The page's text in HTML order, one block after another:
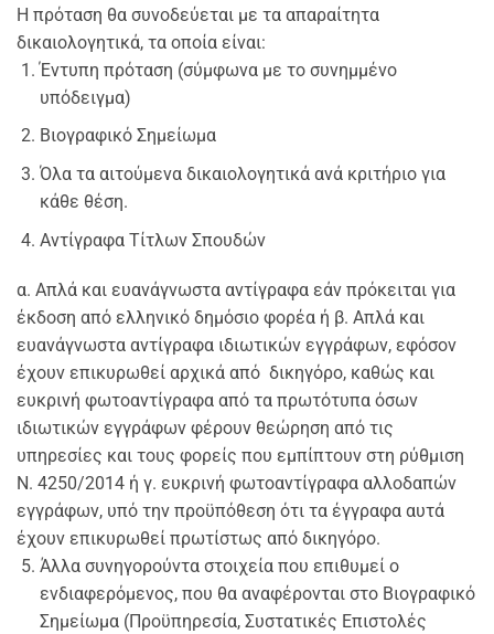
Η πρόταση θα συνοδεύεται με τα απαραίτητα
δικαιολογητικά, τα οποία είναι:
Έντυπη πρόταση (σύμφωνα με το συνημμένο
υπόδειγμα)
Βιογραφικό Σημείωμα
Όλα τα αιτούμενα δικαιολογητικά ανά κριτήριο για
κάθε θέση.
Αντίγραφα Τίτλων Σπουδών
α. Απλά και ευανάγνωστα αντίγραφα εάν πρόκειται για
έκδοση από ελληνικό δημόσιο φορέα ή β. Απλά και
ευανάγνωστα αντίγραφα ιδιωτικών εγγράφων, εφόσον
έχουν επικυρωθεί αρχικά από δικηγόρο, καθώς και
ευκρινή φωτοαντίγραφα από τα πρωτότυπα όσων
ιδιωτικών εγγράφων φέρουν θεώρηση από τις
υπηρεσίες και τους φορείς που εμπίπτουν στη ρύθμιση
Ν. 4250/2014 ή γ. ευκρινή φωτοαντίγραφα αλλοδαπών
εγγράφων, υπό την προϋπόθεση ότι τα έγγραφα αυτά
έχουν επικυρωθεί πρωτίστως από δικηγόρο.
Άλλα συνηγορούντα στοιχεία που επιθυμεί ο
ενδιαφερόμενος, που θα αναφέρονται στο Βιογραφικό
Σημείωμα (Προϋπηρεσία, Συστατικές Επιστολές